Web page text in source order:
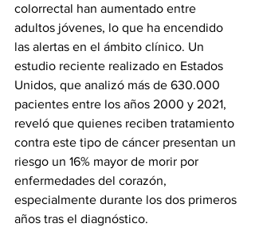
colorrectal han aumentado entre
adultos jóvenes, lo que ha encendido
las alertas en el ámbito clínico. Un
estudio reciente realizado en Estados
Unidos, que analizó más de 630.000
pacientes entre los años 2000 y 2021,
reveló que quienes reciben tratamiento
contra este tipo de cáncer presentan un
riesgo un 16% mayor de morir por
enfermedades del corazón,
especialmente durante los dos primeros
años tras el diagnóstico.